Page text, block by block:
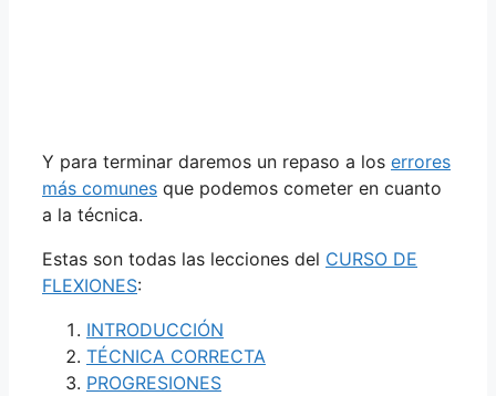
Y para terminar daremos un repaso a los errores
más comunes que podemos cometer en cuanto
a la técnica.
Estas son todas las lecciones del CURSO DE
FLEXIONES:
INTRODUCCIÓN
TÉCNICA CORRECTA
PROGRESIONES